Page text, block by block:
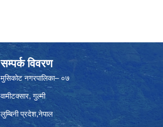
सम्पर्क विवरण
मुसिकोट नगरपालिका– ०७
वामीटक्सार, गुल्मी
लुम्बिनी प्रदेश,नेपाल